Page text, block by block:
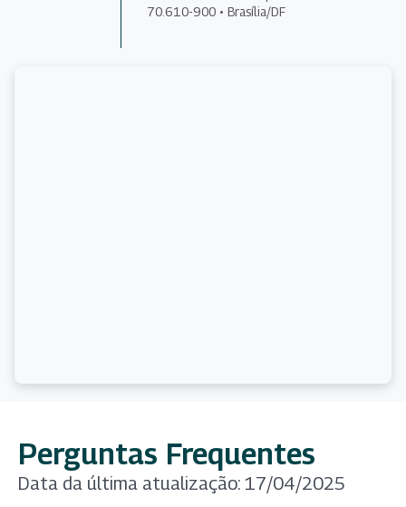
70.610-900 • Brasília/DF
Perguntas Frequentes
Data da última atualização: 17/04/2025